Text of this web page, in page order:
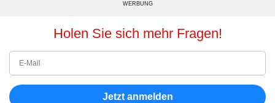
WERBUNG
Holen Sie sich mehr Fragen!
Jetzt anmelden